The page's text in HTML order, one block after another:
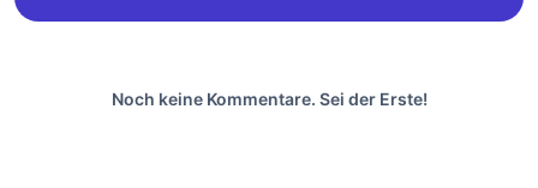
Noch keine Kommentare. Sei der Erste!